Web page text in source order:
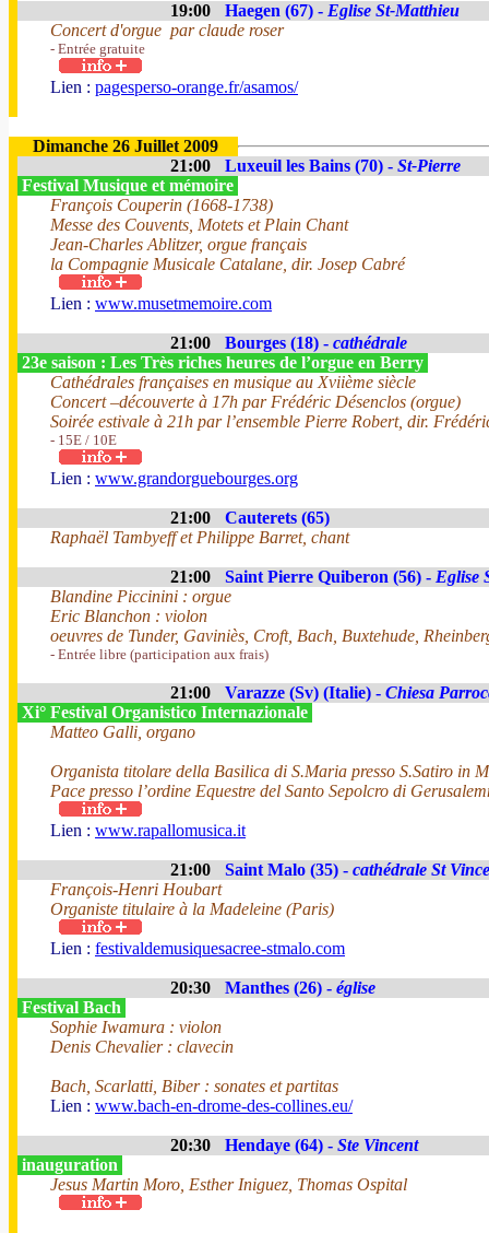
19:00 Haegen (67) - Eglise St-Matthieu
Concert d'orgue par claude roser
- Entrée gratuite
Lien : pagesperso-orange.fr/asamos/
Dimanche 26 Juillet 2009
21:00
Luxeuil les Bains (70) - St-Pierre
Festival Musique et mémoire
François Couperin (1668-1738)
Messe des Couvents, Motets et Plain Chant
Jean-Charles Ablitzer, orgue français
la Compagnie Musicale Catalane, dir. Josep Cabré
Lien : www.musetmemoire.com
21:00 Bourges (18) - cathédrale
23e saison : Les Très riches heures de l’orgue en Berry
Cathédrales françaises en musique au Xviième siècle
Concert –découverte à 17h par Frédéric Désenclos (orgue)
Soirée estivale à 21h par l’ensemble Pierre Robert, dir.
- 15E / 10E
Lien : www.grandorguebourges.org
21:00
Cauterets (65)
Raphaël Tambyeff et Philippe Barret, chant
21:00 Saint Pierre Quiberon (56) - Eglise
Blandine Piccinini : orgue
Eric Blanchon : violon
oeuvres de Tunder, Gaviniès, Croft, Bach, Buxtehude,
- Entrée libre (participation aux frais)
21:00 Varazze (Sv) (Italie) - Chiesa
Xi° Festival Organistico Internazionale
Matteo Galli, organo
Organista titolare della Basilica di S.Maria presso S.Satiro in
Pace presso l’ordine Equestre del Santo Sepolcro di
Lien : www.rapallomusica.it
21:00 Saint Malo (35) - cathédrale St
François-Henri Houbart
Organiste titulaire à la Madeleine (Paris)
Lien : festivaldemusiquesacree-stmalo.com
20:30 Manthes (26) - église
Festival Bach
Sophie Iwamura : violon
Denis Chevalier : clavecin
Bach, Scarlatti, Biber : sonates et partitas
Lien : www.bach-en-drome-des-collines.eu/
20:30 Hendaye (64) - Ste Vincent
inauguration
Jesus Martin Moro, Esther Iniguez, Thomas Ospital